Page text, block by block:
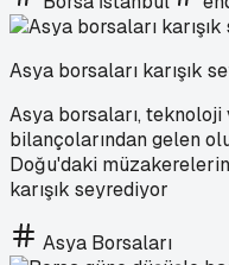
Asya borsaları karışık
Asya borsaları,
bilançolarından gelen
Doğu'daki
karışık seyrediyor
Asya Borsaları